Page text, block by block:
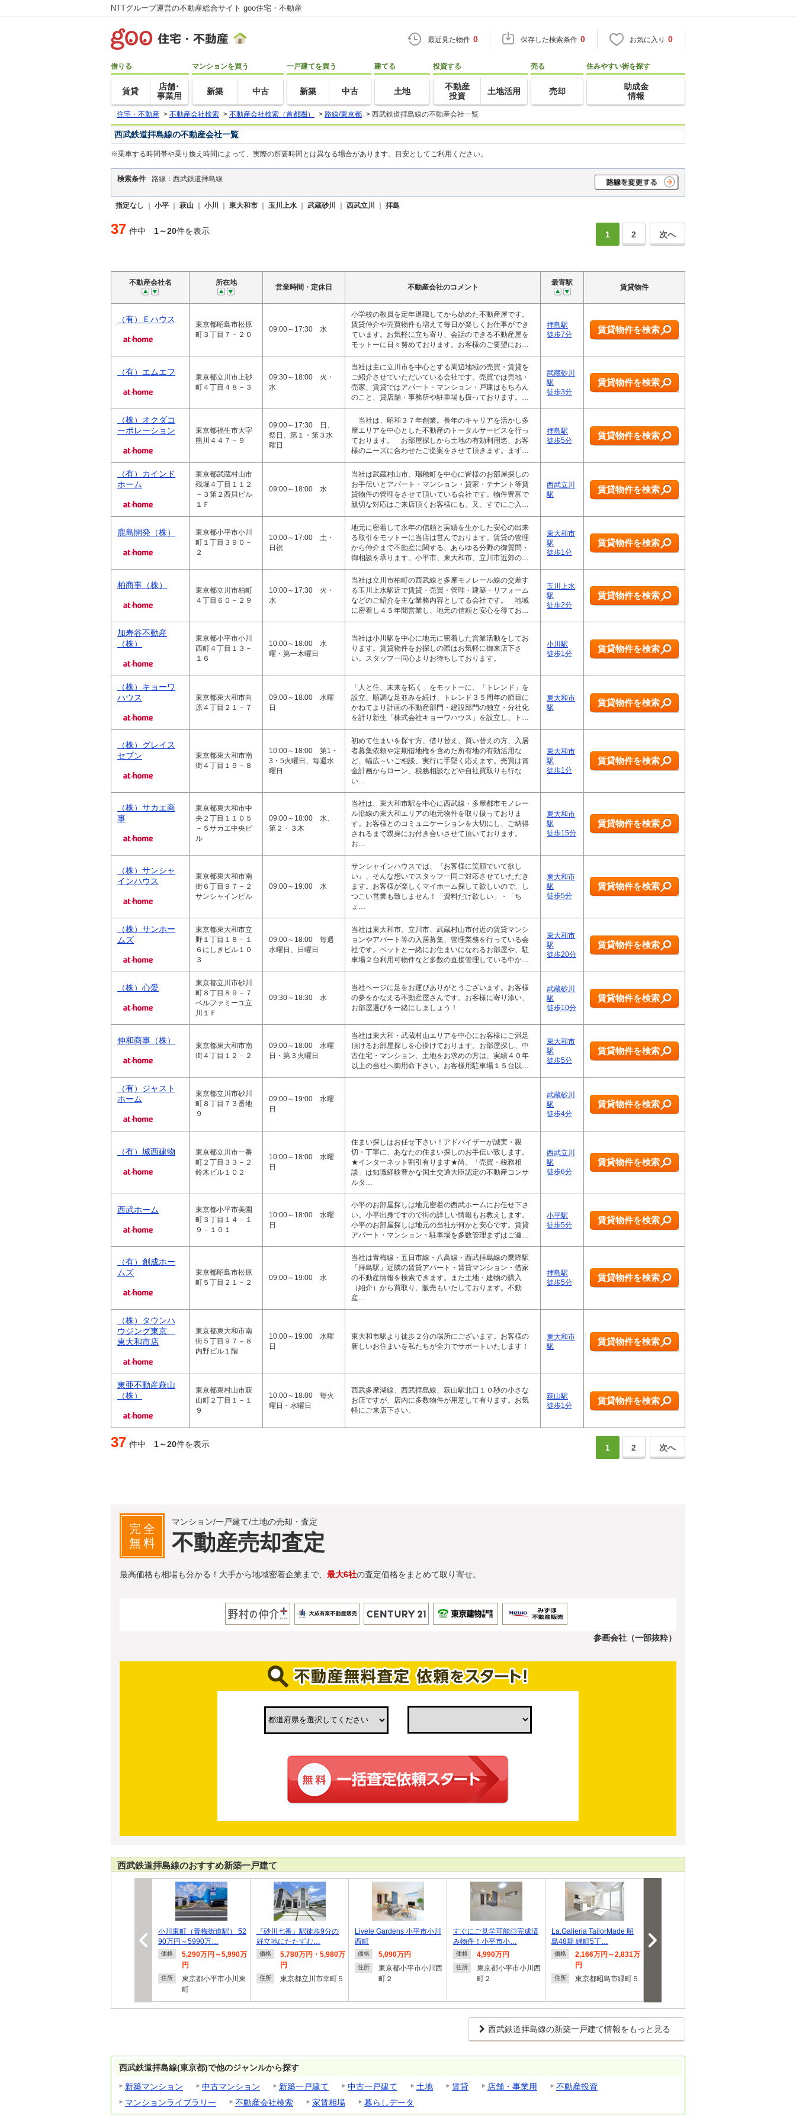
NTTグループ運営の不動産総合サイト goo住宅・不動産
最近見た物件 0 保存した検索条件 0 お気に入り 0
借りる
賃貸
店舗･
事業用
マンションを買う
新築 中古
一戸建てを買う
新築 中古
建てる
土地
投資する
不動産
投資
土地活用
売る
売却
住みやすい街を探す
助成金
情報
住宅・不動産 > 不動産会社検索 > 不動産会社検索（首都圏） > 路線/東京都 > 西武鉄道拝島線の不動産会社一覧
西武鉄道拝島線の不動産会社一覧
※乗車する時間帯や乗り換え時間によって、実際の所要時間とは異なる場合があります。目安としてご利用ください。
検索条件 路線：西武鉄道拝島線
指定なし ｜ 小平 ｜ 萩山 ｜ 小川 ｜ 東大和市 ｜ 玉川上水 ｜ 武蔵砂川 ｜ 西武立川 ｜ 拝島
37 件中 1～20件を表示 1 2 次へ
不動産会社名 所在地
営業時間・定休日 不動産会社のコメント
最寄駅
賃貸物件
（有）Ｅハウス
東京都昭島市松原
町３丁目７－２０
09:00～17:30 水
小学校の教員を定年退職してから始めた不動産屋です。
賃貸仲介や売買物件も増えて毎日が楽しくお仕事ができ
ています。お気軽に立ち寄り、会話のできる不動産屋を
モットーに日々努めております。お客様のご要望にお…
拝島駅
徒歩7分
賃貸物件を検索
（有）エムエフ
東京都立川市上砂
町４丁目４８－３
09:30～18:00 火・
水
当社は主に立川市を中心とする周辺地域の売買・賃貸を
ご紹介させていただいている会社です。売買では売地・
売家、賃貸ではアパート・マンション・戸建はもちろん
のこと、貸店舗・事務所や駐車場も扱っております。…
武蔵砂川
駅
徒歩3分
賃貸物件を検索
（株）オクダコ
ーポレーション
東京都福生市大字
熊川４４７－９
09:00～17:30 日、
祭日、第１・第３水
曜日
当社は、昭和３７年創業。長年のキャリアを活かし多
摩エリアを中心とした不動産のトータルサービスを行っ
ております。 お部屋探しから土地の有効利用迄、お客
様のニーズに合わせたご提案をさせて頂きます。まず…
拝島駅
徒歩5分
賃貸物件を検索
（有）カインド
ホーム
東京都武蔵村山市
残堀４丁目１１２
－３第２西貝ビル
１Ｆ
09:00～18:00 水
当社は武蔵村山市、瑞穂町を中心に皆様のお部屋探しの
お手伝いとアパート・マンション・貸家・テナント等賃
貸物件の管理をさせて頂いている会社です。物件豊富で
親切な対応はご来店頂くお客様にも、又、すでにご入…
西武立川
駅
賃貸物件を検索
鹿島開発（株）
東京都小平市小川
町１丁目３９０－
２
10:00～17:00 土・
日祝
地元に密着して永年の信頼と実績を生かした安心の出来
る取引をモットーに当店は営んでおります。賃貸の管理
から仲介まで不動産に関する、あらゆる分野の御質問・
御相談を承ります。小平市、東大和市、立川市近郊の…
東大和市
駅
徒歩1分
賃貸物件を検索
柏商事（株）
東京都立川市柏町
４丁目６０－２９
10:00～17:30 火・
水
当社は立川市柏町の西武線と多摩モノレール線の交差す
る玉川上水駅近で賃貸・売買・管理・建築・リフォーム
などのご紹介を主な業務内容としてる会社です。 地域
に密着し４５年間営業し、地元の信頼と安心を得てお…
玉川上水
駅
徒歩2分
賃貸物件を検索
加寿谷不動産
（株）
東京都小平市小川
西町４丁目１３－
１６
10:00～18:00 水
曜・第一木曜日
当社は小川駅を中心に地元に密着した営業活動をしてお
ります。賃貸物件をお探しの際はお気軽に御来店下さ
い。スタッフ一同心よりお待ちしております。
小川駅
徒歩1分
賃貸物件を検索
（株）キョーワ
ハウス
東京都東大和市向
原４丁目２１－７
09:00～18:00 水曜
日
「人と住、未来を拓く」をモットーに、「トレンド」を
設立、順調な足並みを続け、トレンド３５周年の節目に
かねてより計画の不動産部門・建設部門の独立・分社化
を計り新生「株式会社キョーワハウス」を設立し、ト…
東大和市
駅
賃貸物件を検索
（株）グレイス
セブン
東京都東大和市南
街４丁目１９－８
10:00～18:00 第1・
3・5火曜日、毎週水
曜日
初めて住まいを探す方、借り替え、買い替えの方、入居
者募集依頼や定期借地権を含めた所有地の有効活用な
ど、幅広～いご相談、実行に手堅く応えます。売買は資
金計画からローン、税務相談などや自社買取りも行な
い…
東大和市
駅
徒歩1分
賃貸物件を検索
（株）サカエ商
事
東京都東大和市中
央２丁目１１０５
－５サカエ中央ビ
ル
09:00～18:00 水、
第２・３木
当社は、東大和市駅を中心に西武線・多摩都市モノレー
ル沿線の東大和エリアの地元物件を取り扱っておりま
す。お客様とのコミュニケーションを大切にし、ご納得
されるまで親身にお付き合いさせて頂いております。
お…
東大和市
駅
徒歩15分
賃貸物件を検索
（株）サンシャ
インハウス
東京都東大和市南
街６丁目９７－２
サンシャインビル
09:00～19:00 水
サンシャインハウスでは、『お客様に笑顔でいて欲し
い』、そんな想いでスタッフ一同ご対応させていただき
ます。お客様が楽しくマイホーム探して欲しいので、し
つこい営業も致しません！「資料だけ欲しい」・「ち
ょ…
東大和市
駅
徒歩5分
賃貸物件を検索
（株）サンホー
ムズ
東京都東大和市立
野１丁目１８－１
６にしきビル１０
３
09:00～18:00 毎週
水曜日、日曜日
当社は東大和市、立川市、武蔵村山市付近の賃貸マンシ
ョンやアパート等の入居募集、管理業務を行っている会
社です。ペットと一緒にお住まいになれるお部屋や、駐
車場２台利用可物件など多数の直接管理している中か…
東大和市
駅
徒歩20分
賃貸物件を検索
（株）心愛
東京都立川市砂川
町８丁目８９－７
ベルファミーユ立
川１Ｆ
09:30～18:30 水
当社ページに足をお運びありがとうございます。お客様
の夢をかなえる不動産屋さんです。お客様に寄り添い、
お部屋選びを一緒にしましょう！
武蔵砂川
駅
徒歩10分
賃貸物件を検索
伸和商事（株）
東京都東大和市南
街４丁目１２－２
09:00～18:00 水曜
日・第３火曜日
当社は東大和・武蔵村山エリアを中心にお客様にご満足
頂けるお部屋探しを心掛けております。お部屋探し、中
古住宅・マンション、土地をお求めの方は、実績４０年
以上の当社へ御用命下さい。お客様用駐車場１５台以…
東大和市
駅
徒歩5分
賃貸物件を検索
（有）ジャスト
ホーム
東京都立川市砂川
町８丁目７３番地
９
09:00～19:00 水曜
日
武蔵砂川
駅
徒歩4分
賃貸物件を検索
（有）城西建物
東京都立川市一番
町２丁目３３－２
鈴木ビル１０２
10:00～18:00 水曜
日
住まい探しはお任せ下さい！アドバイザーが誠実・親
切・丁寧に、あなたの住まい探しのお手伝い致します。
★インターネット割引有ります★尚、「売買・税務相
談」は知識経験豊かな国土交通大臣認定の不動産コンサ
ルタ…
西武立川
駅
徒歩6分
賃貸物件を検索
西武ホーム
東京都小平市美園
町３丁目１４－１
９－１０１
10:00～18:00 水曜
日
小平のお部屋探しは地元密着の西武ホームにお任せ下さ
い。小平出身ですので街の詳しい情報もお教えします。
小平のお部屋探しは地元の当社が何かと安心です。賃貸
アパート・マンション・駐車場を多数管理まずはご連…
小平駅
徒歩5分
賃貸物件を検索
（有）創成ホー
ムズ
東京都昭島市松原
町５丁目２１－２
09:00～19:00 水
当社は青梅線・五日市線・八高線・西武拝島線の乗降駅
「拝島駅」近隣の賃貸アパート・賃貸マンション・借家
の不動産情報を検索できます。また土地・建物の購入
（紹介）から買取り、販売もいたしております。不動
産…
拝島駅
徒歩5分
賃貸物件を検索
（株）タウンハ
ウジング東京
東大和市店
東京都東大和市南
街５丁目９７－８
内野ビル１階
10:00～19:00 水曜
日
東大和市駅より徒歩２分の場所にございます。お客様の
新しいお住まいを私たちが全力でサポートいたします！
東大和市
駅
賃貸物件を検索
東亜不動産萩山
（株）
東京都東村山市萩
山町２丁目１－１
９
10:00～18:00 毎火
曜日・水曜日
西武多摩湖線、西武拝島線、萩山駅北口１０秒の小さな
お店ですが、店内に多数物件が用意して有ります。お気
軽にご来店下さい。
萩山駅
徒歩1分
賃貸物件を検索
37 件中 1～20件を表示 1 2 次へ
完全
無料
マンション/一戸建て/土地の売却・査定
不動産売却査定
最高価格も相場も分かる！大手から地域密着企業まで、 最大6社の査定価格をまとめて取り寄せ。
参画会社（一部抜粋）
西武鉄道拝島線のおすすめ新築一戸建て
小川東町（青梅街道駅） 52
90万円～5990万…
価格
5,290万円～5,990万
円
住所
東京都小平市小川東
町
『砂川七番』駅徒歩9分の
好立地にたたずむ…
価格
5,780万円・5,980万
円
住所 東京都立川市幸町５
Livele Gardens 小平市小川
西町
価格 5,090万円
住所
東京都小平市小川西
町２
すぐにご見学可能◎完成済
み物件！小平市小…
価格 4,990万円
住所
東京都小平市小川西
町２
La.Galleria TailorMade 昭
島48期 緑町5丁…
価格
2,166万円～2,831万
円
住所 東京都昭島市緑町５
0万円～4990万円
西武鉄道拝島線の新築一戸建て情報をもっと見る
西武鉄道拝島線(東京都)で他のジャンルから探す
新築マンション
中古マンション 新築一戸建て 中古一戸建て 土地 賃貸 店舗・事業用
不動産投資
マンションライブラリー
不動産会社検索 家賃相場 暮らしデータ